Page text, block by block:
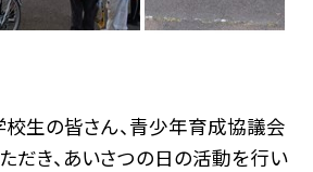
生の皆さん、青少年育成協議会
だき、あいさつの日の活動を行い